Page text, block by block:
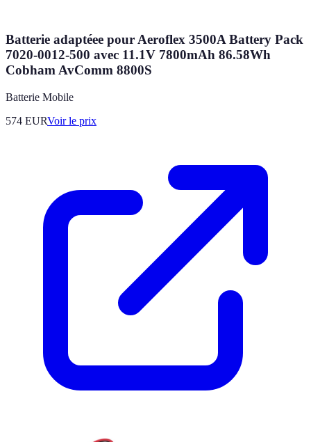
Batterie adaptéee pour Aeroflex 3500A Battery Pack
7020-0012-500 avec 11.1V 7800mAh 86.58Wh
Cobham AvComm 8800S
Batterie Mobile
574 EURVoir le prix